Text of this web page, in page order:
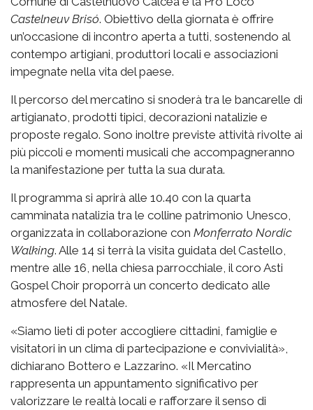
Castelneuv Brisó. Obiettivo della giornata è offrire
un’occasione di incontro aperta a tutti, sostenendo al
contempo artigiani, produttori locali e associazioni
impegnate nella vita del paese.
Il percorso del mercatino si snoderà tra le bancarelle di
artigianato, prodotti tipici, decorazioni natalizie e
proposte regalo. Sono inoltre previste attività rivolte ai
più piccoli e momenti musicali che accompagneranno
la manifestazione per tutta la sua durata.
Il programma si aprirà alle 10.40 con la quarta
camminata natalizia tra le colline patrimonio Unesco,
organizzata in collaborazione con Monferrato Nordic
Walking. Alle 14 si terrà la visita guidata del Castello,
mentre alle 16, nella chiesa parrocchiale, il coro Asti
Gospel Choir proporrà un concerto dedicato alle
atmosfere del Natale.
«Siamo lieti di poter accogliere cittadini, famiglie e
visitatori in un clima di partecipazione e convivialità»,
dichiarano Bottero e Lazzarino. «Il Mercatino
rappresenta un appuntamento significativo per
valorizzare le realtà locali e rafforzare il senso di